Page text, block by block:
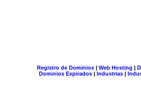
Registro de Dominios| Web Hosting |
Dominios Expirados | Industrias |